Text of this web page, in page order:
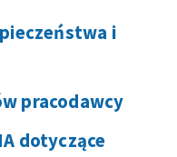
i
pracodawcy
dotyczące